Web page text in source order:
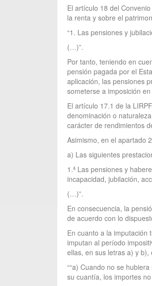
El artículo 18 del
la renta y sobre el
“1. Las pensiones y
(…)”.
Por tanto, teniendo en
pensión pagada por el
aplicación, las pensiones
someterse a imposición
El artículo 17.1 de la
denominación o
carácter de rendimientos
Asimismo, en el apartado
a) Las siguientes
1.ª Las pensiones y
incapacidad, jubilación,
(…)”.
En consecuencia, la
de acuerdo con lo
En cuanto a la imputación
imputan al período
ellas, en sus letras a) y b),
““a) Cuando no se
su cuantía, los importes